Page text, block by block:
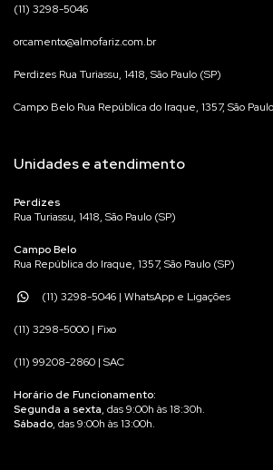
(11) 3298-5046
orcamento@almofariz.com.br
Perdizes Rua Turiassu, 1418, São Paulo (SP)
Campo Belo Rua República do Iraque, 1357, São
Unidades e atendimento
Perdizes
Rua Turiassu, 1418, São Paulo (SP)
Campo Belo
Rua República do Iraque, 1357, São Paulo (SP)
(11) 3298-5046 | WhatsApp e Ligações
(11) 3298-5000 | Fixo
(11) 99208-2860 | SAC
Horário de Funcionamento:
Segunda a sexta, das 9:00h às 18:30h.
Sábado, das 9:00h às 13:00h.